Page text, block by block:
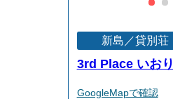
新島／貸別荘
3rd Place いおり
GoogleMapで確認